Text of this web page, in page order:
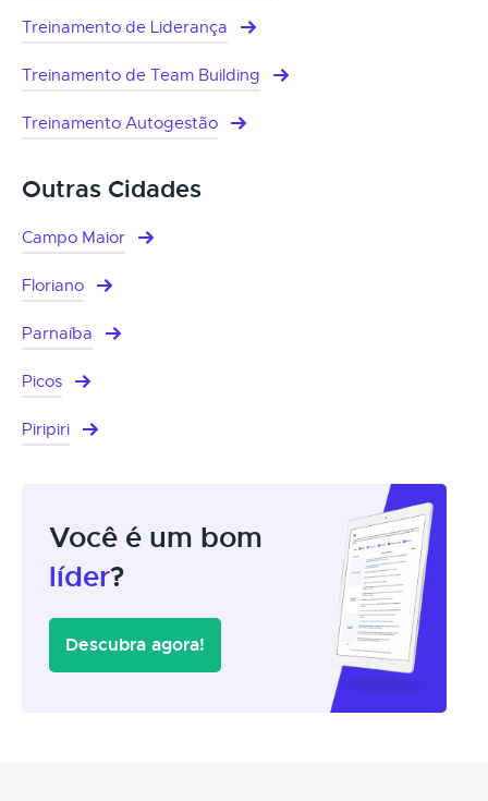
Treinamento de Liderança
Treinamento de Team Building
Treinamento Autogestão
Outras Cidades
Campo Maior
Floriano
Parnaíba
Picos
Piripiri
Você é um bom
líder?
Descubra agora!